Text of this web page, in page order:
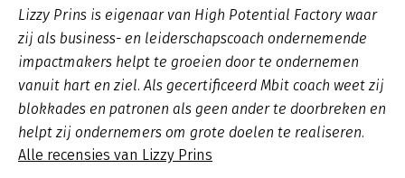
Lizzy Prins is eigenaar van High Potential Factory waar
zij als business- en leiderschapscoach ondernemende
impactmakers helpt te groeien door te ondernemen
vanuit hart en ziel. Als gecertificeerd Mbit coach weet zij
blokkades en patronen als geen ander te doorbreken en
helpt zij ondernemers om grote doelen te realiseren.
Alle recensies van Lizzy Prins